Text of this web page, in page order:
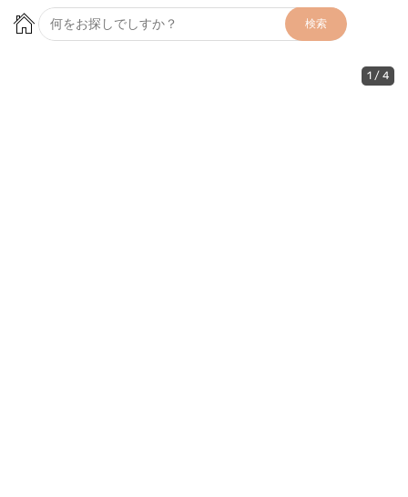
検索
1 / 4